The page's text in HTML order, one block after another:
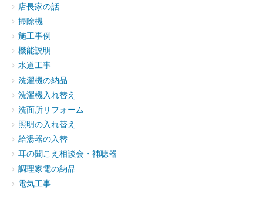
店長家の話
掃除機
施工事例
機能説明
水道工事
洗濯機の納品
洗濯機入れ替え
洗面所リフォーム
照明の入れ替え
給湯器の入替
耳の聞こえ相談会・補聴器
調理家電の納品
電気工事